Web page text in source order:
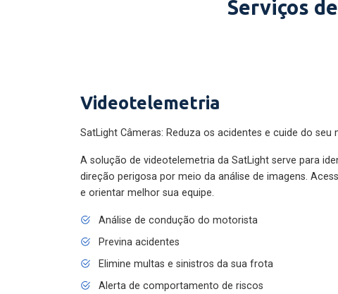
Serviços
Videotelemetria
SatLight Câmeras: Reduza os acidentes e cuide do
A solução de videotelemetria da SatLight serve para
direção perigosa por meio da análise de imagens.
e orientar melhor sua equipe.
Análise de condução do motorista
Previna acidentes
Elimine multas e sinistros da sua frota
Alerta de comportamento de riscos